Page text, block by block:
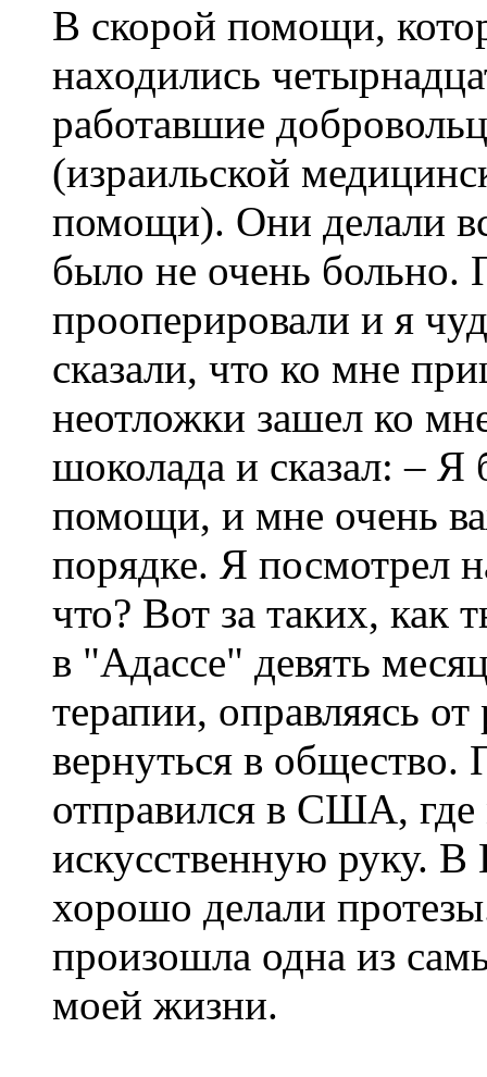
В скорой помощи,
находились
работавшие
(израильской
помощи). Они делали
было не очень больно.
прооперировали и я
сказали, что ко мне
неотложки зашел ко
шоколада и сказал: – Я
помощи, и мне очень
порядке. Я посмотрел
что? Вот за таких, как
в "Адассе" девять
терапии, оправляясь
вернуться в общество.
отправился в США, где
искусственную руку. В
хорошо делали
произошла одна из
моей жизни.